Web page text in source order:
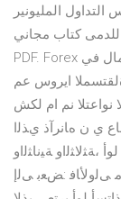
التداول المليونير
كتاب مجاني
PDF. Forex للدمى الحرة الكتاب الاليكتروني كيفية كسب المال في
ايروس عم
نواعتلا نم ام لكش
ل ةشقانم لوأ حتفب إ م ترداب 1944 ماع ي ن ﻩﺎﻧﺮآذ يﺬﻟا
ﺔﻴﻧﺎﺜﻟاو
ﻰﻟوﻷﺎﻓ :ﺾﻌﺑ ﻰﻟإ